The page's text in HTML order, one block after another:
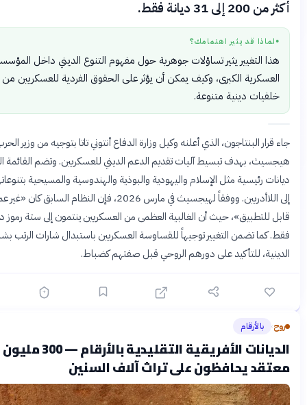
قد يثير اهتمامك؟
يثير تساؤلات جوهرية حول مفهوم التنوع الديني داخل المؤسسات
الكبرى، وكيف يمكن أن يؤثر على الحقوق الفردية للعسكريين من
دينية متنوعة.
البنتاجون، الذي أعلنه وكيل وزارة الدفاع أنتوني تاتا بتوجيه من وزير الحرب بيت
بهدف تبسيط آليات تقديم الدعم الديني للعسكريين. وتضم القائمة الجديدة
مثل الإسلام واليهودية والبوذية والهندوسية والمسيحية بتنوعاتها، إضافة
إلى اللاأدريين. ووفقاً لهيجسيث في مارس 2026، فإن النظام السابق كان «غير عملي وغير
حيث أن الغالبية العظمى من العسكريين ينتمون إلى ستة رموز دينية
تضمن التغيير توجيهاً للقساوسة العسكريين باستبدال شارات الرتب بشاراتهم
للتأكيد على دورهم الروحي قبل صفتهم كضباط.
الديانات الأفريقية التقليدية بالأرقام — 300 مليون
يحافظون على تراث آلاف السنين